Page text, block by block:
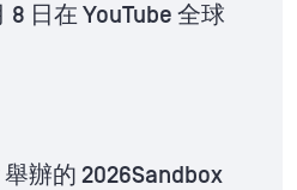
8 日在 YouTube 全球
辦的 2026Sandbox